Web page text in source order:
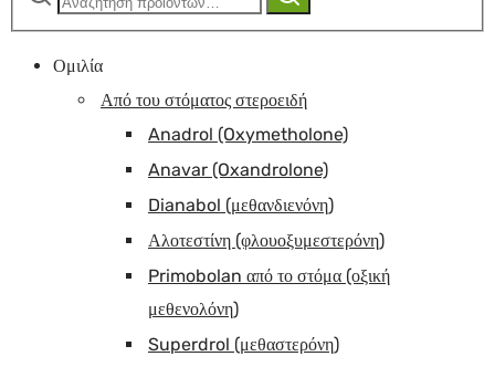
Ομιλία
Από του στόματος στεροειδή
Anadrol (Oxymetholone)
Anavar (Oxandrolone)
Dianabol (μεθανδιενόνη)
Αλοτεστίνη (φλουοξυμεστερόνη)
Primobolan από το στόμα (οξική
μεθενολόνη)
Superdrol (μεθαστερόνη)